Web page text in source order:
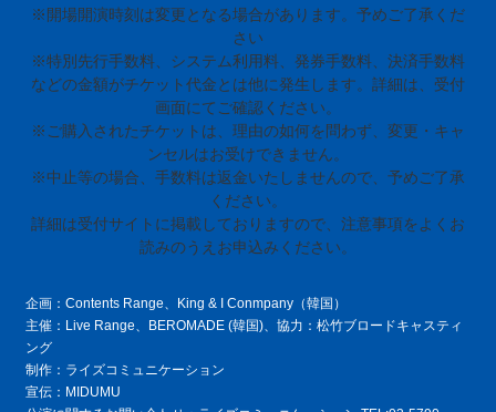
※開場開演時刻は変更となる場合があります。予めご了承くだ
さい
※特別先行手数料、システム利用料、発券手数料、決済手数料
などの金額がチケット代金とは他に発生します。詳細は、受付
画面にてご確認ください。
※ご購入されたチケットは、理由の如何を問わず、変更・キャ
ンセルはお受けできません。
※中止等の場合、手数料は返金いたしませんので、予めご了承
ください。
詳細は受付サイトに掲載しておりますので、注意事項をよくお
読みのうえお申込みください。
企画：Contents Range、King & I Conmpany（韓国）
主催：Live Range、BEROMADE (韓国)、協力：松竹ブロードキャスティ
ング
制作：ライズコミュニケーション
宣伝：MIDUMU